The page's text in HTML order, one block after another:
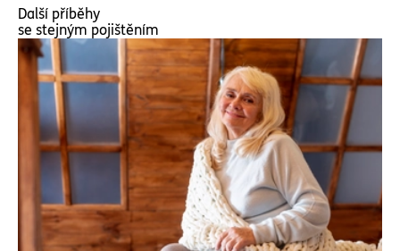
Další příběhy
se stejným pojištěním